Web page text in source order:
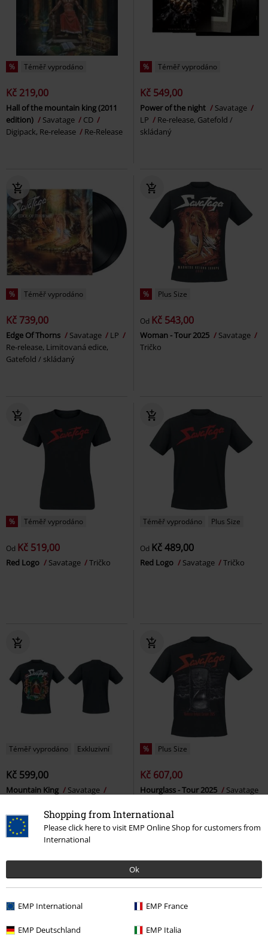
Shopping from International
Please click here to visit EMP Online Shop for customers from
International
Ok
EMP International EMP France
EMP Deutschland EMP Italia
% Téměř vyprodáno
Kč 219,00
Hall of the mountain king (2011
edition)
Savatage
CD
Digipack, Re-release
Re-Release
% Téměř vyprodáno
Kč 549,00
Power of the night
Savatage
LP
Re-release, Gatefold /
skládaný
% Téměř vyprodáno
Kč 739,00
Edge Of Thorns Savatage
LP
Re-release, Limitovaná edice,
Gatefold / skládaný
% Plus Size
Od Kč 543,00
Woman - Tour 2025
Savatage
Tričko
% Téměř vyprodáno
Od Kč 519,00
Red Logo Savatage Tričko
Téměř vyprodáno Plus Size
Od Kč 489,00
Red Logo Savatage Tričko
Téměř vyprodáno Exkluzivní
Kč 599,00
Mountain King
Savatage
% Plus Size
Kč 607,00
Hourglass - Tour 2025
Savatage